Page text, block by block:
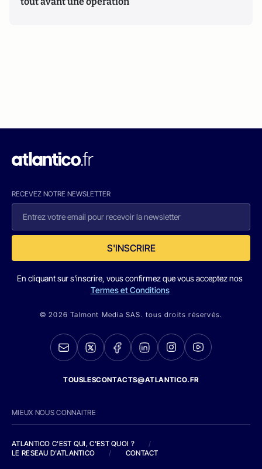
RECEVEZ NOTRE NEWSLETTER
S'INSCRIRE
En cliquant sur s'inscrire, vous confirmez que vous acceptez nos
Termes et Conditions
© 2026 Talmont Media SAS. tous droits réservés.
TOUSLESCONTACTS@ATLANTICO.FR
MIEUX NOUS CONNAITRE
ATLANTICO C'EST QUI, C'EST QUOI ?
/
LE RESEAU D'ATLANTICO
/ CONTACT